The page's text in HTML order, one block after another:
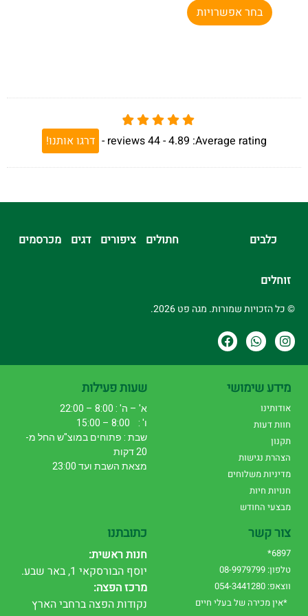
בחר אפשרויות
Average rating:
4.89 -
44
reviews
- דרגו אותנו!
כלבים חתולים ציפורים דגים מכרסמים
זוחלים
© כל הזכויות שמורות. מגה פט 2026.
מידע שימושי
אודותינו
חוות דעות
תקנון
הצהרת נגישות
מדיניות משלוחים
חנויות חיות
מבצעי החודש
שעות פעילות
א' – ה' : 8:00 – 22:00
ו' : 8:00 – 15:00
שבת : פתוחים במוצ"ש החל מ-
20 דקות
מצאת השבת ועד 23:00
צור קשר
6897*
טלפון: 08-9979799
ווצאפ: 054-3441280
*אין מכירה של בעלי חיים
כתובתנו
חנות ראשית:
יוסף הבורסקאי 1, באר שבע.
מרכז הפצה:
נקודות הפצה ברחבי הארץ